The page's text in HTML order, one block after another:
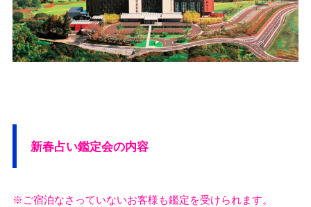
新春占い鑑定会の内容
※ご宿泊なさっていないお客様も鑑定を受けられます。